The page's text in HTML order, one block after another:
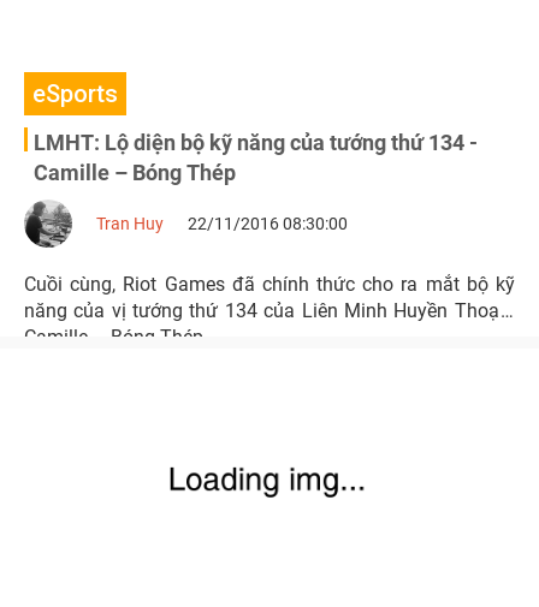
eSports
LMHT: Lộ diện bộ kỹ năng của tướng thứ 134 -
Camille – Bóng Thép
Tran Huy 22/11/2016 08:30:00
Cuồi cùng, Riot Games đã chính thức cho ra mắt bộ kỹ
năng của vị tướng thứ 134 của Liên Minh Huyền Thoại -
Camille – Bóng Thép.